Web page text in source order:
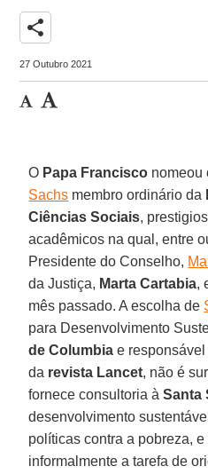
share
27 Outubro 2021
O Papa Francisco nomeou
Sachs membro ordinário da
Ciências Sociais,
acadêmicos na qual, entre
Presidente do Conselho,
da Justiça, Marta Cartabia,
mês passado. A escolha de
para Desenvolvimento
de Columbia e
da revista Lancet, não é
fornece consultoria àSanta
desenvolvimento
políticas contra a pobreza,
informalmente a tarefa de